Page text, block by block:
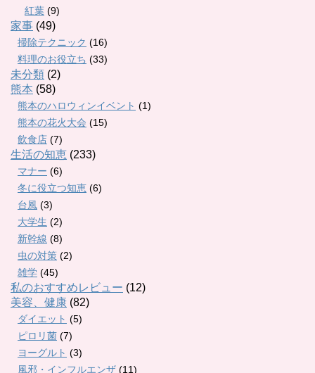
紅葉 (9)
家事 (49)
掃除テクニック (16)
料理のお役立ち (33)
未分類 (2)
熊本 (58)
熊本のハロウィンイベント (1)
熊本の花火大会 (15)
飲食店 (7)
生活の知恵 (233)
マナー (6)
冬に役立つ知恵 (6)
台風 (3)
大学生 (2)
新幹線 (8)
虫の対策 (2)
雑学 (45)
私のおすすめレビュー (12)
美容、健康 (82)
ダイエット (5)
ピロリ菌 (7)
ヨーグルト (3)
風邪・インフルエンザ (11)